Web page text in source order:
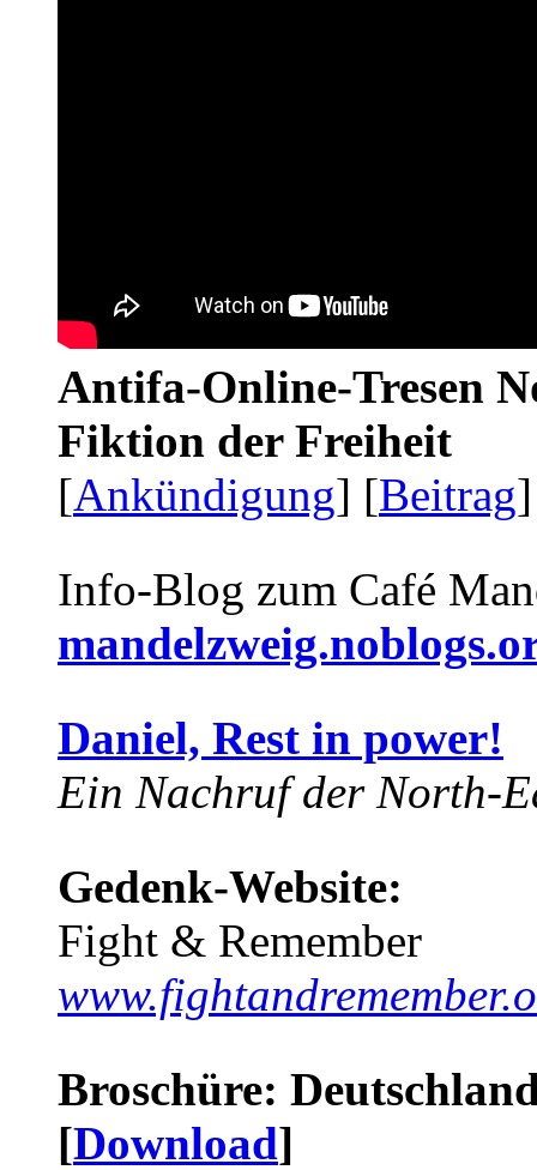
Antifa-Online-Tresen
Fiktion der Freiheit
[Ankündigung] [Beitrag
Info-Blog zum Café
Daniel, Rest in power!
Ein Nachruf der North-
Gedenk-Website:
Fight & Remember
Broschüre:
[Download]